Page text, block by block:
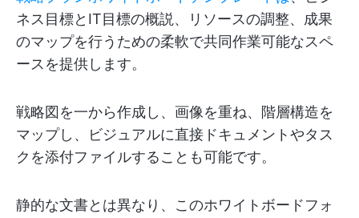
ネス目標とIT目標の概説、リソースの調整、成果
のマップを行うための柔軟で共同作業可能なスペ
ースを提供します。
戦略図を一から作成し、画像を重ね、階層構造を
マップし、ビジュアルに直接ドキュメントやタス
クを添付ファイルすることも可能です。
静的な文書とは異なり、このホワイトボードフォ